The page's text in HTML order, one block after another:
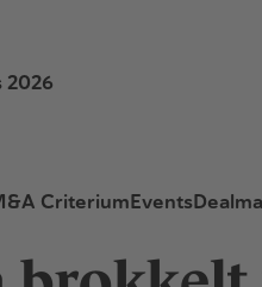
2026
CriteriumEvents